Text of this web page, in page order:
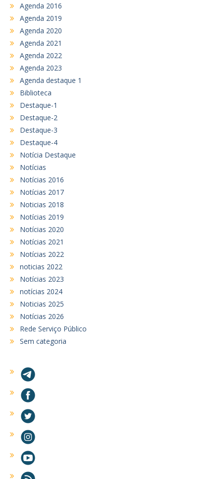
Agenda 2016
Agenda 2019
Agenda 2020
Agenda 2021
Agenda 2022
Agenda 2023
Agenda destaque 1
Biblioteca
Destaque-1
Destaque-2
Destaque-3
Destaque-4
Notícia Destaque
Notícias
Notícias 2016
Notícias 2017
Noticias 2018
Notícias 2019
Notícias 2020
Notícias 2021
Notícias 2022
noticias 2022
Notícias 2023
notícias 2024
Noticias 2025
Notícias 2026
Rede Serviço Público
Sem categoria